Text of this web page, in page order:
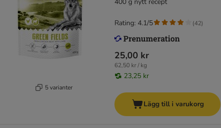
5 varianter
25,00 kr
62,50 kr / kg
23,25 kr
Rating: 4.1/5 (42)
Lägg till i varukorg